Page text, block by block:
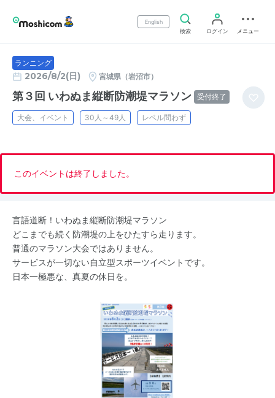
English
検索
ログイン メニュー
ランニング
2026/8/2(日) 宮城県（岩沼市）
第３回 いわぬま縦断防潮堤マラソン 受付終了
大会、イベント 30人～49人 レベル問わず
このイベントは終了しました。
言語道断！いわぬま縦断防潮堤マラソン
どこまでも続く防潮堤の上をひたすら走ります。
普通のマラソン大会ではありません。
サービスが一切ない自立型スポーツイベントです。
日本一極悪な、真夏の休日を。